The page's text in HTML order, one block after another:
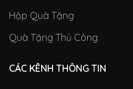
Hộp Quà Tặng
Quà Tặng Thủ Công
CÁC KÊNH THÔNG TIN